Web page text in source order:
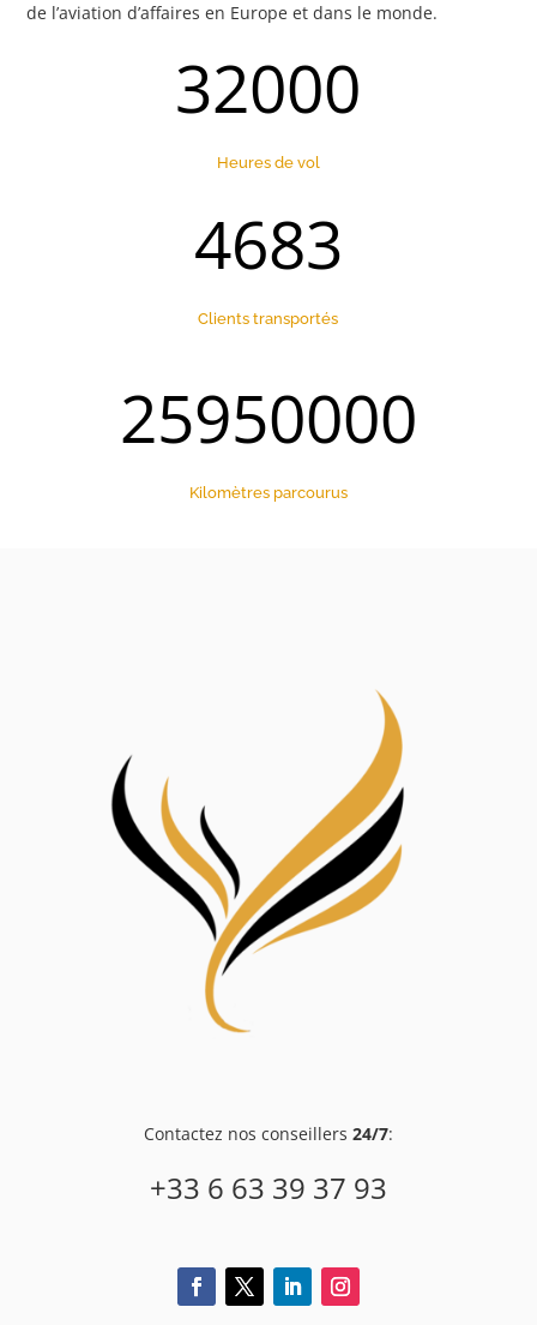
de l’aviation d’affaires en Europe et dans le monde.
32000
Heures de vol
4683
Clients transportés
25950000
Kilomètres parcourus
Contactez nos conseillers 24/7:
+33 6 63 39 37 93